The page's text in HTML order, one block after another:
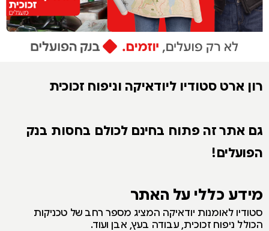
רון ארט סטודיו ליודאיקה וניפוח זכוכית
גם אתר זה פתוח בחינם לכולם בחסות בנק
הפועלים!
מידע כללי על האתר
סטודיו לאומנות יודאיקה המציג מספר רחב של טכניקות
הכולל ניפוח זכוכית, עבודה בעץ, אבן ועוד.